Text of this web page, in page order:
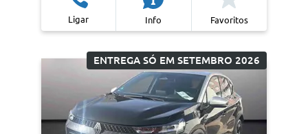
Ligar Info Favoritos
ENTREGA SÓ EM SETEMBRO 2026